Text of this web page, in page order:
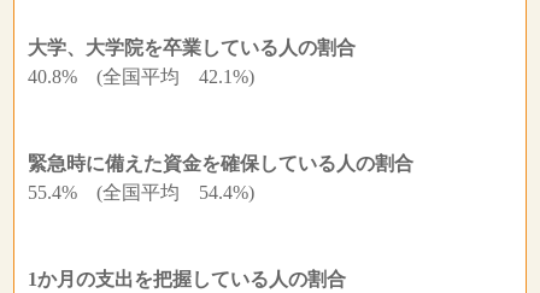
大学、大学院を卒業している人の割合
40.8% (全国平均 42.1%)
緊急時に備えた資金を確保している人の割合
55.4% (全国平均 54.4%)
1か月の支出を把握している人の割合